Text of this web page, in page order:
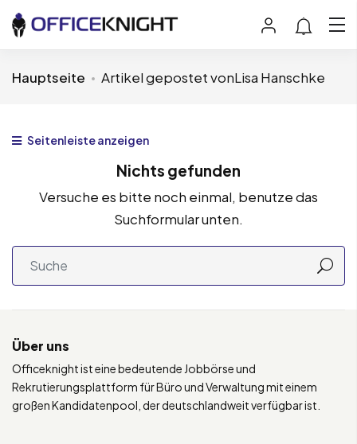
Hauptseite Artikel gepostet vonLisa Hanschke
Seitenleiste anzeigen
Nichts gefunden
Versuche es bitte noch einmal, benutze das
Suchformular unten.
Über uns
Officeknight ist eine bedeutende Jobbörse und
Rekrutierungsplattform für Büro und Verwaltung mit einem
großen Kandidatenpool, der deutschlandweit verfügbar ist.